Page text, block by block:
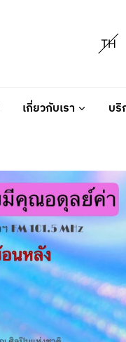
TH
เกี่ยวกับเรา บริ